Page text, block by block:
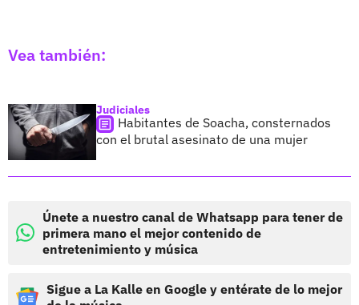
Vea también:
Judiciales
Habitantes de Soacha, consternados
con el brutal asesinato de una mujer
Únete a nuestro canal de Whatsapp para tener de
primera mano el mejor contenido de
entretenimiento y música
Sigue a La Kalle en Google y entérate de lo mejor